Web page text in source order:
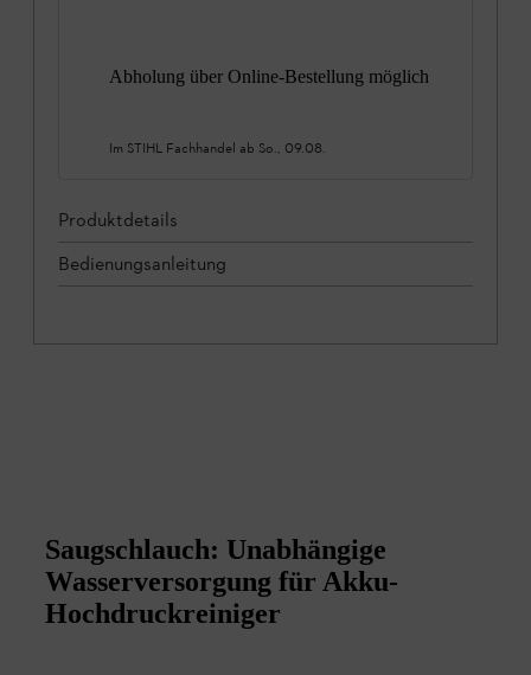
Abholung über Online-Bestellung möglich
Im STIHL Fachhandel ab So., 09.08.
Produktdetails
Bedienungsanleitung
Saugschlauch: Unabhängige
Wasserversorgung für Akku-
Hochdruckreiniger